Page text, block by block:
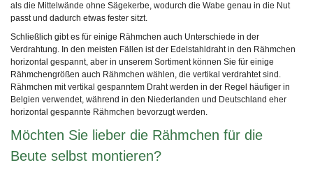
als die Mittelwände ohne Sägekerbe, wodurch die Wabe genau in die Nut
passt und dadurch etwas fester sitzt.
Schließlich gibt es für einige Rähmchen auch Unterschiede in der
Verdrahtung. In den meisten Fällen ist der Edelstahldraht in den Rähmchen
horizontal gespannt, aber in unserem Sortiment können Sie für einige
Rähmchengrößen auch Rähmchen wählen, die vertikal verdrahtet sind.
Rähmchen mit vertikal gespanntem Draht werden in der Regel häufiger in
Belgien verwendet, während in den Niederlanden und Deutschland eher
horizontal gespannte Rähmchen bevorzugt werden.
Möchten Sie lieber die Rähmchen für die
Beute selbst montieren?